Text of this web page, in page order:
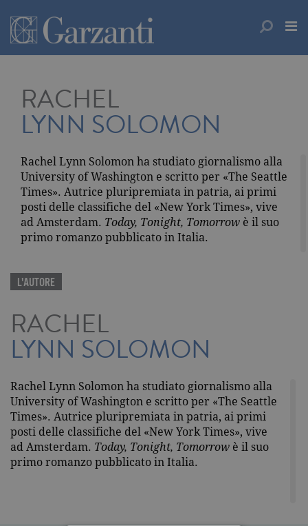
RACHEL
LYNN SOLOMON
Rachel Lynn Solomon ha studiato giornalismo alla
University of Washington e scritto per «The Seattle
Times». Autrice pluripremiata in patria, ai primi
posti delle classifiche del «New York Times», vive
ad Amsterdam. Today, Tonight, Tomorrow è il suo
primo romanzo pubblicato in Italia.
L'AUTORE
RACHEL
LYNN SOLOMON
Rachel Lynn Solomon ha studiato giornalismo alla
University of Washington e scritto per «The Seattle
Times». Autrice pluripremiata in patria, ai primi
posti delle classifiche del «New York Times», vive
ad Amsterdam. Today, Tonight, Tomorrow è il suo
primo romanzo pubblicato in Italia.